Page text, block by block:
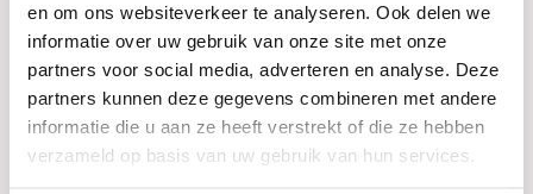
en om ons websiteverkeer te analyseren. Ook delen we
informatie over uw gebruik van onze site met onze
partners voor social media, adverteren en analyse. Deze
partners kunnen deze gegevens combineren met andere
informatie die u aan ze heeft verstrekt of die ze hebben
verzameld op basis van uw gebruik van hun services.
gerecycled materiaal
Hout
Duurzaam hout klasse A, afkomstig uit
verantwoord beheerde bossen
Afmetingen